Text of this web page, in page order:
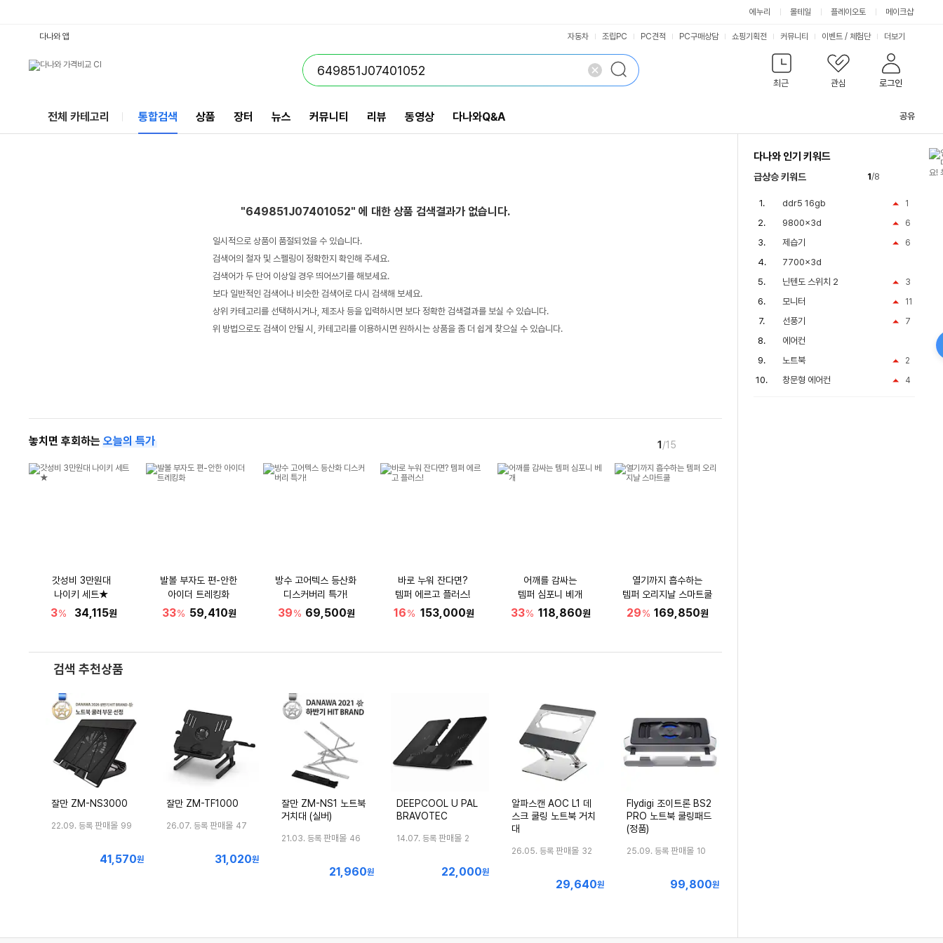
에누리 몰테일 플레이오토 메이크샵
최근 관심 로그인
다나와 앱 자동차 조립PC PC견적 PC구매상담 쇼핑기획전 커뮤니티 이벤트 / 체험단 더보기
전체 카테고리 통합검색 상품 장터 뉴스 커뮤니티 리뷰 동영상 다나와Q&A 공유
"649851J07401052" 에 대한 상품 검색결과가 없습니다.
일시적으로 상품이 품절되었을 수 있습니다.
검색어의 철자 및 스펠링이 정확한지 확인해 주세요.
검색어가 두 단어 이상일 경우 띄어쓰기를 해보세요.
보다 일반적인 검색어나 비슷한 검색어로 다시 검색해 보세요.
상위 카테고리를 선택하시거나, 제조사 등을 입력하시면 보다 정확한 검색결과를 보실 수 있습니다.
위 방법으로도 검색이 안될 시, 카테고리를 이용하시면 원하시는 상품을 좀 더 쉽게 찾으실 수 있습니다.
놓치면 후회하는 오늘의 특가 1 /15
갓성비 3만원대
나이키 세트★
3% 34,115원
발볼 부자도 편-안한
아이더 트레킹화
33% 59,410원
방수 고어텍스 등산화
디스커버리 특가!
39% 69,500원
바로 누워 잔다면?
템퍼 에르고 플러스!
16% 153,000원
어깨를 감싸는
템퍼 심포니 베개
33% 118,860원
열기까지 흡수하는
템퍼 오리지날 스마트쿨
29% 169,850원
검색 추천상품
잘만 ZM-NS3000
22.09. 등록 판매몰 99
최
41,570원
잘만 ZM-TF1000
26.07. 등록 판매몰 47
최
31,020원
잘만 ZM-NS1 노트북
거치대 (실버)
21.03. 등록 판매몰 46
최
21,960원
DEEPCOOL U PAL
BRAVOTEC
14.07. 등록 판매몰 2
최
22,000원
알파스캔 AOC L1 데
스크 쿨링 노트북 거치
대
26.05. 등록 판매몰 32
최
29,640원
Flydigi 조이트론 BS2
PRO 노트북 쿨링패드
(정품)
25.09. 등록 판매몰 10
최
99,800원
다나와 인기 키워드
급상승 키워드 1/8
1
ddr5 16gb
6
9800x3d
6
제습기
7700x3d
3
닌텐도 스위치 2
11
모니터
7
선풍기
에어컨
2
노트북
4
창문형 에어컨